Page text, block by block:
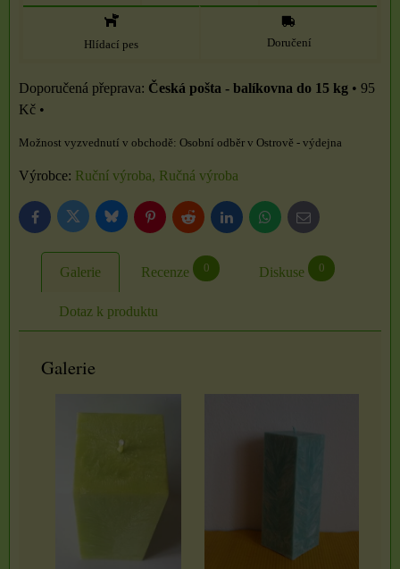
Hlídací pes Doručení
Česká pošta - balíkovna do 15 kg • 95
Kč •
Osobní odběr v Ostrově - výdejna
Výrobce: Ruční výroba, Ručná výroba
FacebookTwitter BlueskyPinterestReddit LinkedInWhatsApp
E-
mail
Galerie Recenze 0 Diskuse 0
Dotaz k produktu
Galerie